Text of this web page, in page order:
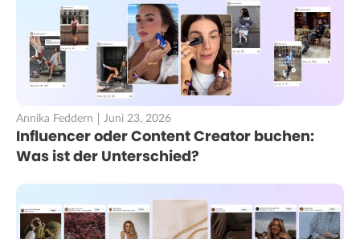
Annika Feddern Juni 23, 2026
Influencer oder Content Creator buchen:
Was ist der Unterschied?